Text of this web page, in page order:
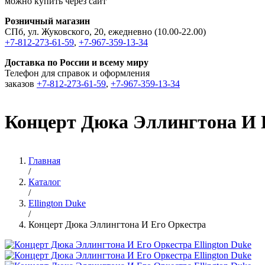
Розничный магазин
СПб, ул. Жуковского, 20, ежедневно (10.00-22.00)
+7-812-273-61-59, +7-967-359-13-34
Доставка по России и всему миру
Телефон для справок и оформления
заказов +7-812-273-61-59, +7-967-359-13-34
Концерт Дюка Эллингтона И
Главная
/
Каталог
/
Ellington Duke
/
Концерт Дюка Эллингтона И Его Оркестра